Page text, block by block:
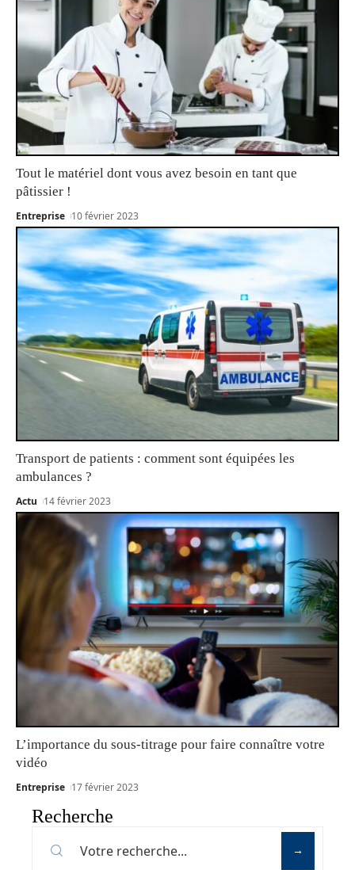
Tout le matériel dont vous avez besoin en tant que
pâtissier !
Entreprise 10 février 2023
Transport de patients : comment sont équipées les
ambulances ?
Actu 14 février 2023
L’importance du sous-titrage pour faire connaître votre
vidéo
Entreprise 17 février 2023
Recherche